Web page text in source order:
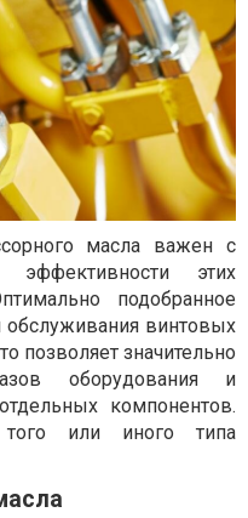
масла важен с
этих
подобранное
обслуживания винтовых
позволяет значительно
оборудования и
компонентов.
или иного типа